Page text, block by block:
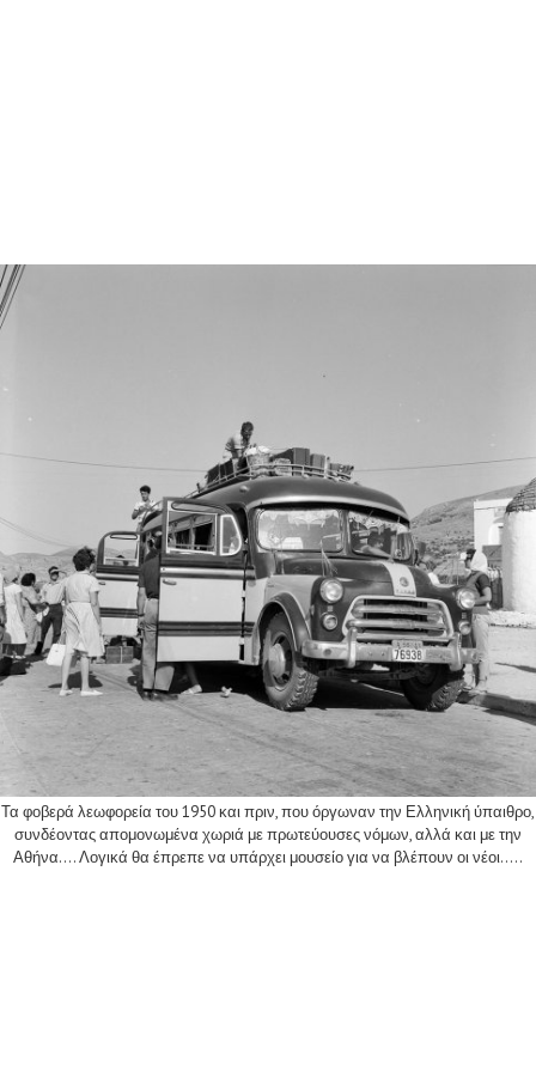
Τα φοβερά λεωφορεία του 1950 και πριν, που όργωναν την Ελληνική ύπαιθρο,
συνδέοντας απομονωμένα χωριά με πρωτεύουσες νόμων, αλλά και με την
Αθήνα.... Λογικά θα έπρεπε να υπάρχει μουσείο για να βλέπουν οι νέοι.....